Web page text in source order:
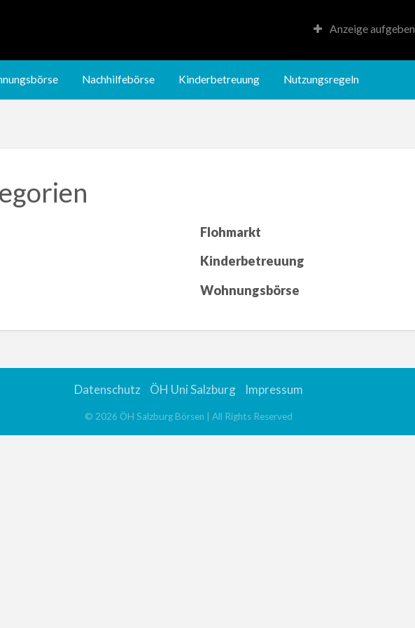
Kinderbetreuung Nutzungsregeln
Anzeige aufgeben
Nachhilfebörse Kinderbetreuung Nutzungsregeln
Flohmarkt
Kinderbetreuung
Wohnungsbörse
Datenschutz ÖH Uni Salzburg Impressum
© 2026 ÖH Salzburg Börsen | All Rights Reserved